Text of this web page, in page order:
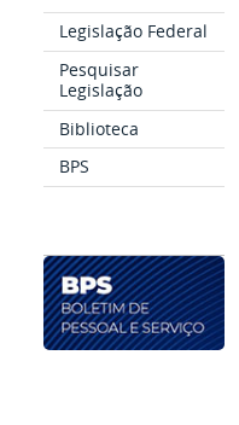
Legislação Federal
Pesquisar
Legislação
Biblioteca
BPS